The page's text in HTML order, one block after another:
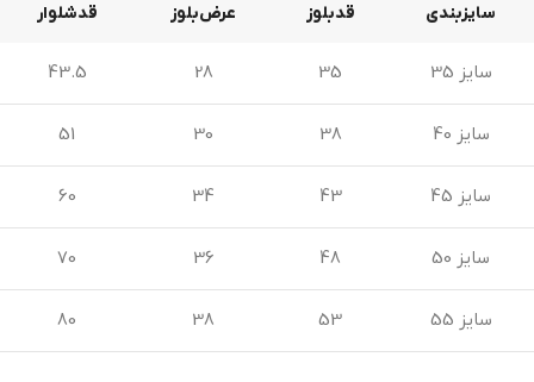
سایزبندی قدبلوز عرض‌بلوز قدشلوار
سایز 35 35
28
43.5
سایز 40 38
30
51
سایز 45 43
34
60
سایز 50 48
36
70
سایز 55 53
38
80